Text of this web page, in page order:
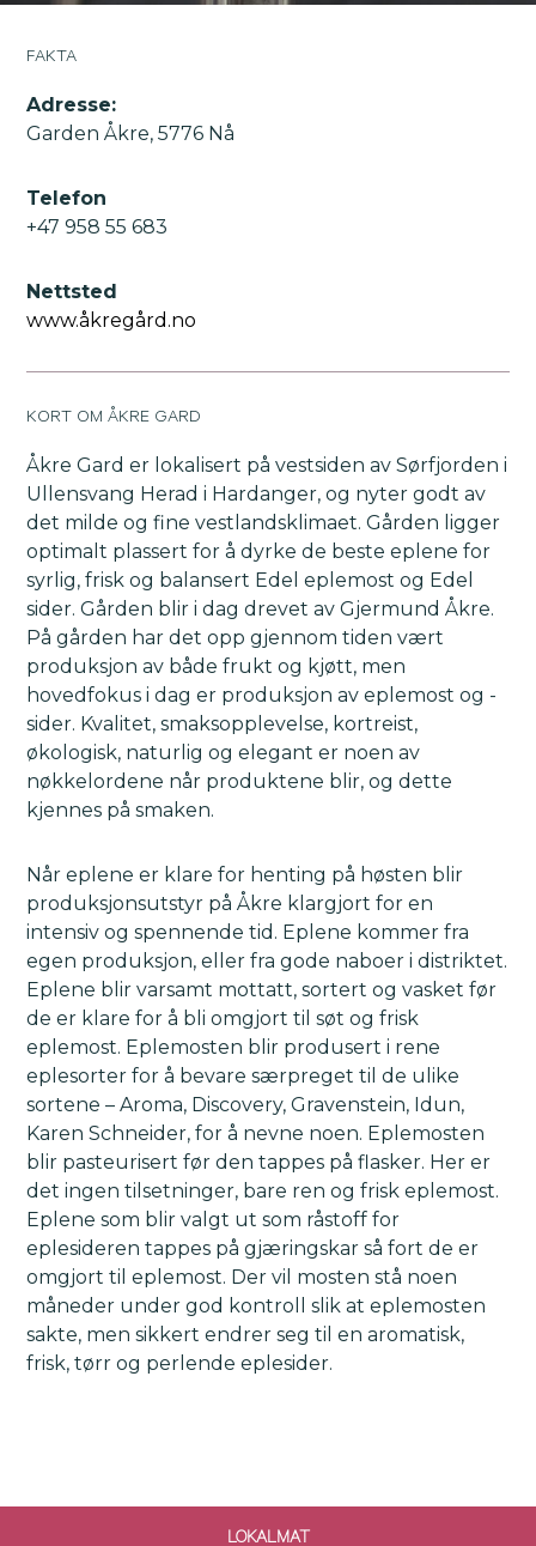
FAKTA
Adresse:
Garden Åkre, 5776 Nå
Telefon
+47 958 55 683
Nettsted
www.åkregård.no
KORT OM ÅKRE GARD
Åkre Gard er lokalisert på vestsiden av Sørfjorden i
Ullensvang Herad i Hardanger, og nyter godt av
det milde og fine vestlandsklimaet. Gården ligger
optimalt plassert for å dyrke de beste eplene for
syrlig, frisk og balansert Edel eplemost og ­Edel
sider. Gården blir i dag drevet av Gjermund Åkre.
På gården har det opp gjennom tiden vært
produksjon av både frukt og kjøtt, men
hovedfokus i dag er produksjon av eplemost og ­
sider. Kvalitet, smaksopplevelse, kortreist,
økologisk, naturlig og elegant er noen av
nøkkelordene når produktene blir, og dette
kjennes på smaken.
Når eplene er klare for henting på høsten blir
produksjonsutstyr på Åkre klargjort for en
intensiv og spennende tid. Eplene kommer fra
egen produksjon, eller fra gode naboer i distriktet.
Eplene blir varsamt mottatt, sortert og vasket før
de er klare for å bli omgjort til søt og frisk
eplemost. Eplemosten blir produsert i rene
eplesorter for å bevare særpreget til de ulike
sortene – Aroma, Discovery, Gravenstein, Idun,
Karen Schneider, for å nevne noen. Eplemosten
blir pasteurisert før den tappes på flasker. Her er
det ingen tilsetninger, bare ren og frisk eplemost.
Eplene som blir valgt ut som råstoff for
eplesideren tappes på gjæringskar så fort de er
omgjort til eplemost. Der vil mosten stå noen
måneder under god kontroll slik at eplemosten
sakte, men sikkert endrer seg til en aromatisk,
frisk, tørr og perlende eplesider.
LOKALMAT